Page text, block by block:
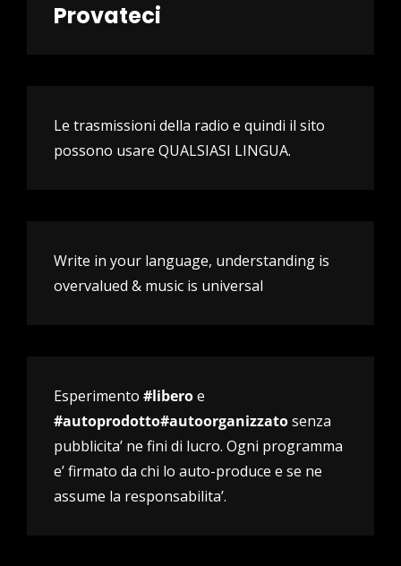
Provateci
Le trasmissioni della radio e quindi il sito
possono usare QUALSIASI LINGUA.
Write in your language, understanding is
overvalued & music is universal
Esperimento #liberoe
#autoprodotto#autoorganizzatosenza
pubblicita’ ne fini di lucro. Ogni programma
e’ firmato da chi lo auto-produce e se ne
assume la responsabilita’.